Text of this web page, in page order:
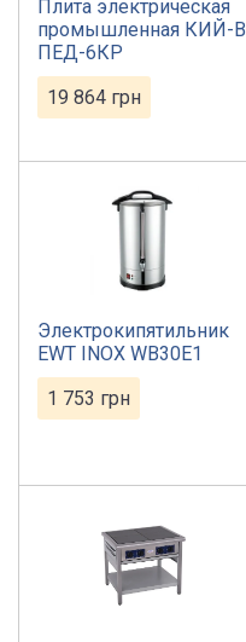
Плита электрическая
промышленная КИЙ-В
ПЕД-6КР
19 864 грн
Электрокипятильник
EWT INOX WB30E1
1 753 грн